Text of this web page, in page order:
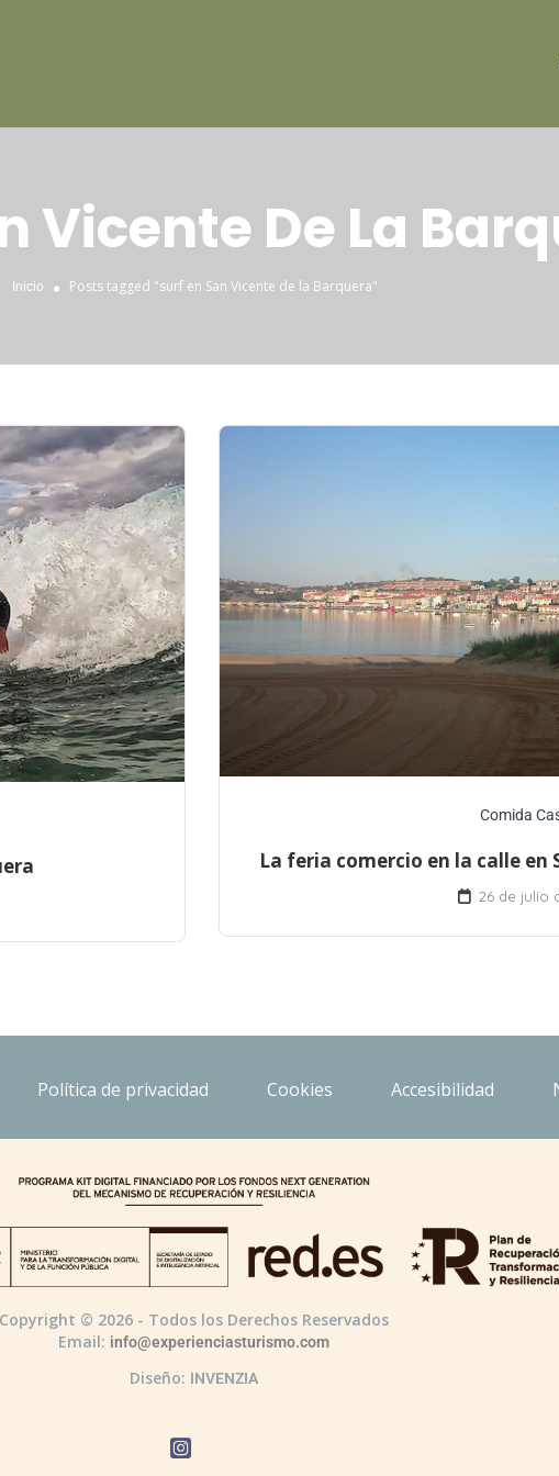
Vicente De La
Inicio Posts tagged "surf en San Vicente de la Barquera"
Comida
La feria comercio en la calle en
26 de julio
Política de privacidad Cookies Accesibilidad
Copyright © 2026 - Todos los Derechos Reservados
Email: info@experienciasturismo.com
Diseño: INVENZIA